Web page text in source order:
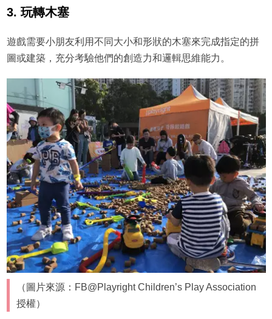
3. 玩轉木塞
遊戲需要小朋友利用不同大小和形狀的木塞來完成指定的拼
圖或建築，充分考驗他們的創造力和邏輯思維能力。
（圖片來源：FB@Playright Children’s Play Association
授權）